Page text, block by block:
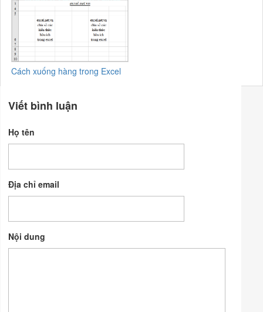
Cách xuống hàng trong Excel
Viết bình luận
Họ tên
Địa chỉ email
Nội dung